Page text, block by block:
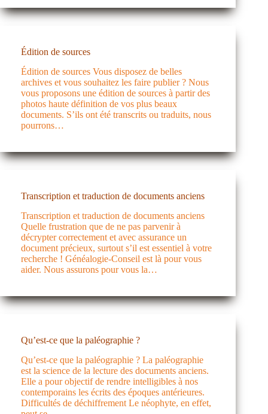
Édition de sources
Édition de sources Vous disposez de belles
archives et vous souhaitez les faire publier ? Nous
vous proposons une édition de sources à partir des
photos haute définition de vos plus beaux
documents. S’ils ont été transcrits ou traduits, nous
pourrons…
Transcription et traduction de documents anciens
Transcription et traduction de documents anciens
Quelle frustration que de ne pas parvenir à
décrypter correctement et avec assurance un
document précieux, surtout s’il est essentiel à votre
recherche ! Généalogie-Conseil est là pour vous
aider. Nous assurons pour vous la…
Qu’est-ce que la paléographie ?
Qu’est-ce que la paléographie ? La paléographie
est la science de la lecture des documents anciens.
Elle a pour objectif de rendre intelligibles à nos
contemporains les écrits des époques antérieures.
Difficultés de déchiffrement Le néophyte, en effet,